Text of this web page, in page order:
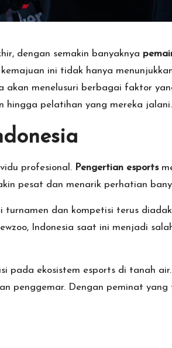
dengan semakin banyaknya
ini tidak hanya
menelusuri berbagai faktor
hingga pelatihan yang mereka jalani.
profesional. Pengertian esports
pesat dan menarik perhatian
dan kompetisi terus
Indonesia saat ini menjadi
pada ekosistem esports di tanah
penggemar. Dengan peminat yang